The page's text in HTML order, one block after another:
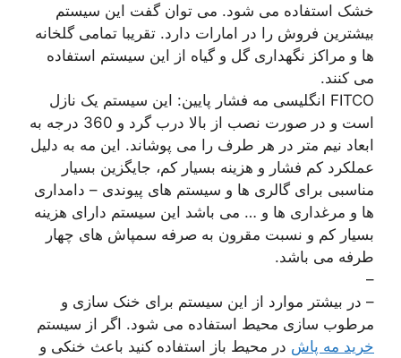
خشک استفاده می شود. می توان گفت این سیستم
بیشترین فروش را در امارات دارد. تقریبا تمامی گلخانه
ها و مراکز نگهداری گل و گیاه از این سیستم استفاده
می کنند.
FITCO انگلیسی مه فشار پایین: این سیستم یک نازل
است و در صورت نصب از بالا درب گرد و 360 درجه به
ابعاد نیم متر در هر طرف را می پوشاند. این مه به دلیل
عملکرد کم فشار و هزینه بسیار کم، جایگزین بسیار
مناسبی برای گالری ها و سیستم های پیوندی – دامداری
ها و مرغداری ها و … می باشد این سیستم دارای هزینه
بسیار کم و نسبت مقرون به صرفه سمپاش های چهار
طرفه می باشد.
–
– در بیشتر موارد از این سیستم برای خنک سازی و
مرطوب سازی محیط استفاده می شود. اگر از سیستم
خرید مه پاش در محیط باز استفاده کنید باعث خنکی و